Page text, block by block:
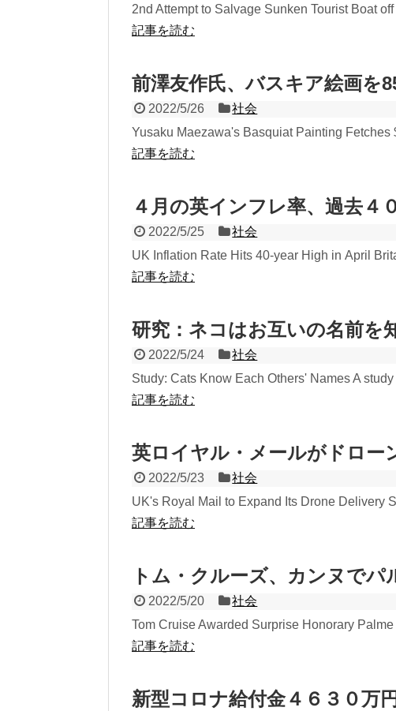
2nd Attempt to Salvage Sunken Tourist Boat
記事を読む
前澤友作氏、バスキア絵画を
2022/5/26
社会
Yusaku Maezawa's Basquiat Painting Fetches
記事を読む
４月の英インフレ率、過去４
2022/5/25
社会
UK Inflation Rate Hits 40-year High in April
記事を読む
研究：ネコはお互いの名前を
2022/5/24
社会
Study: Cats Know Each Others' Names A
記事を読む
英ロイヤル・メールがドロー
2022/5/23
社会
UK's Royal Mail to Expand Its Drone Delivery
記事を読む
トム・クルーズ、カンヌで
2022/5/20
社会
Tom Cruise Awarded Surprise Honorary
記事を読む
新型コロナ給付金４６３０万